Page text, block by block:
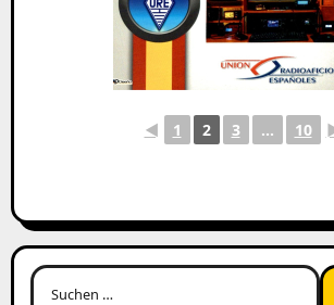
◄ 1 2 3 ... 10
Suchen
nach: